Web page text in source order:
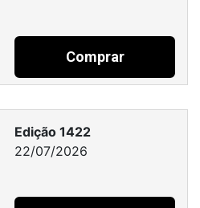
Comprar
Edição 1422
22/07/2026